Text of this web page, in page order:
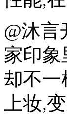
@沐
家印
却不
上妆,